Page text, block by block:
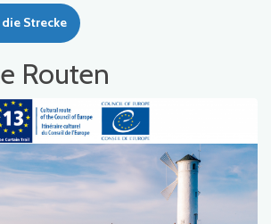
Strecke
Routen